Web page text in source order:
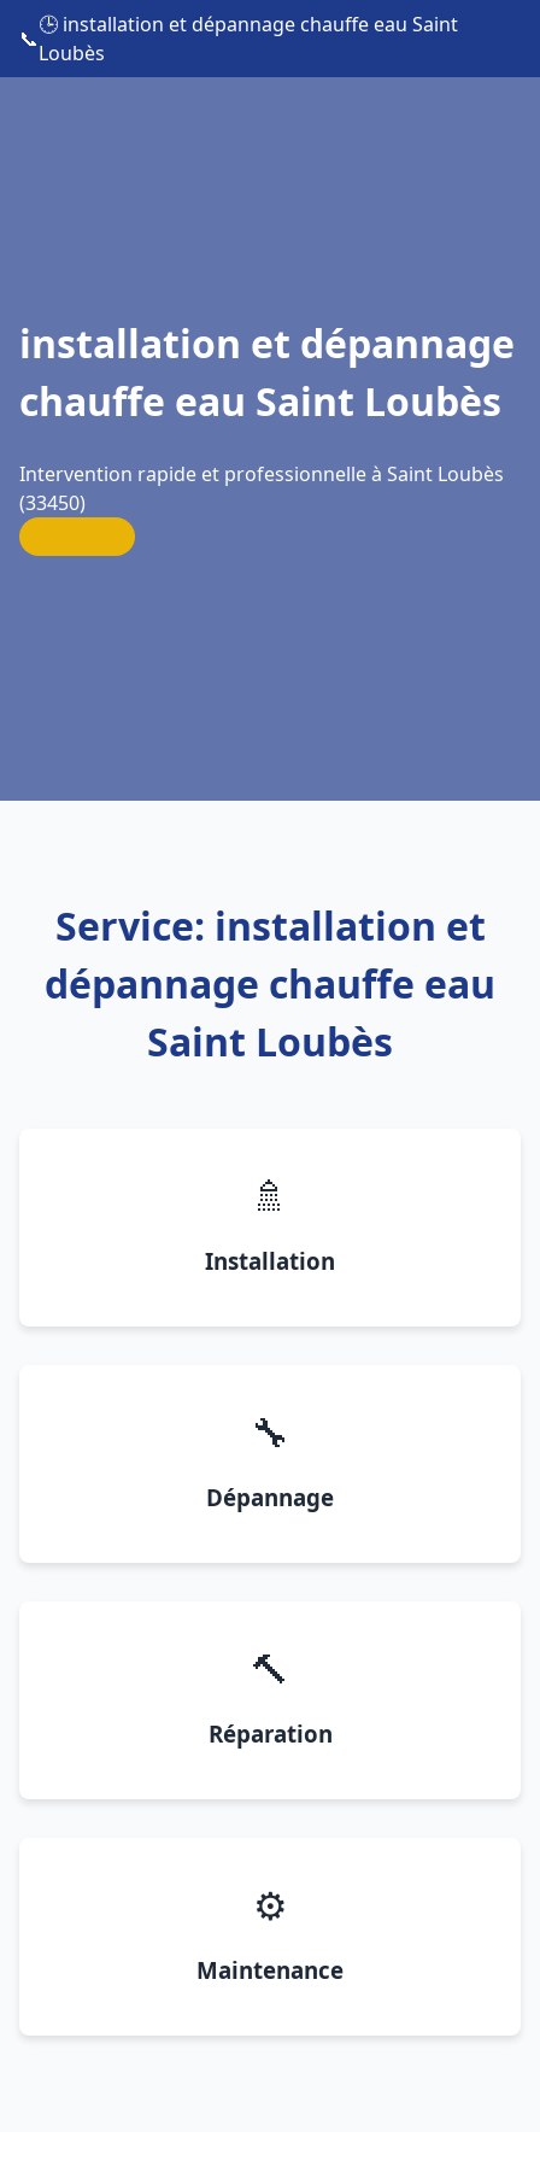
📞
🕒 installation et dépannage chauffe eau Saint
Loubès
installation et dépannage
chauffe eau Saint Loubès
Intervention rapide et professionnelle à Saint Loubès
(33450)
Service: installation et
dépannage chauffe eau
Saint Loubès
🚿
Installation
🔧
Dépannage
🔨
Réparation
⚙️
Maintenance